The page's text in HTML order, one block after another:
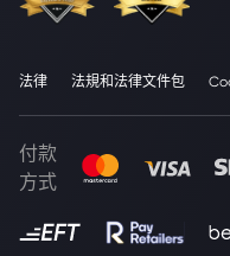
法律 法規和法律文件包
付款
方式